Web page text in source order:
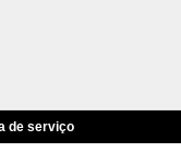
de serviço